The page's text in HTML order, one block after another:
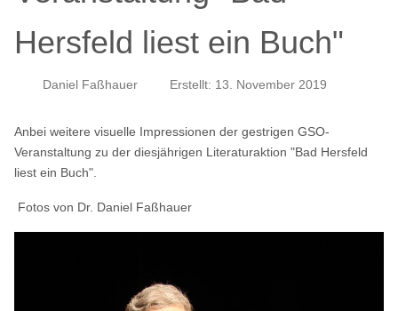
Hersfeld liest ein Buch"
Daniel Faßhauer Erstellt: 13. November 2019
Anbei weitere visuelle Impressionen der gestrigen GSO-
Veranstaltung zu der diesjährigen Literaturaktion "Bad Hersfeld
liest ein Buch".
Fotos von Dr. Daniel Faßhauer